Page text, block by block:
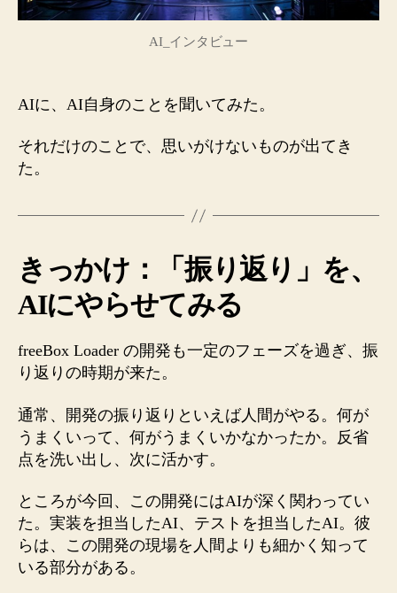
ん
──AI
に
ン
た
日
に、
起
た
こ
へ
の
AI_インタビュー
AIに、AI自身のことを聞いてみた。
それだけのことで、思いがけないものが出てき
た。
きっかけ：「振り返り」を、
AIにやらせてみる
freeBox Loader の開発も一定のフェーズを過ぎ、振
り返りの時期が来た。
通常、開発の振り返りといえば人間がやる。何が
うまくいって、何がうまくいかなかったか。反省
点を洗い出し、次に活かす。
ところが今回、この開発にはAIが深く関わってい
た。実装を担当したAI、テストを担当したAI。彼
らは、この開発の現場を人間よりも細かく知って
いる部分がある。